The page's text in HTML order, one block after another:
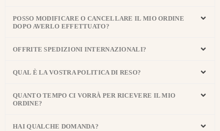
POSSO MODIFICARE O CANCELLARE IL MIO ORDINE
DOPO AVERLO EFFETTUATO?
OFFRITE SPEDIZIONI INTERNAZIONALI?
QUAL È LA VOSTRA POLITICA DI RESO?
QUANTO TEMPO CI VORRÀ PER RICEVERE IL MIO
ORDINE?
HAI QUALCHE DOMANDA?